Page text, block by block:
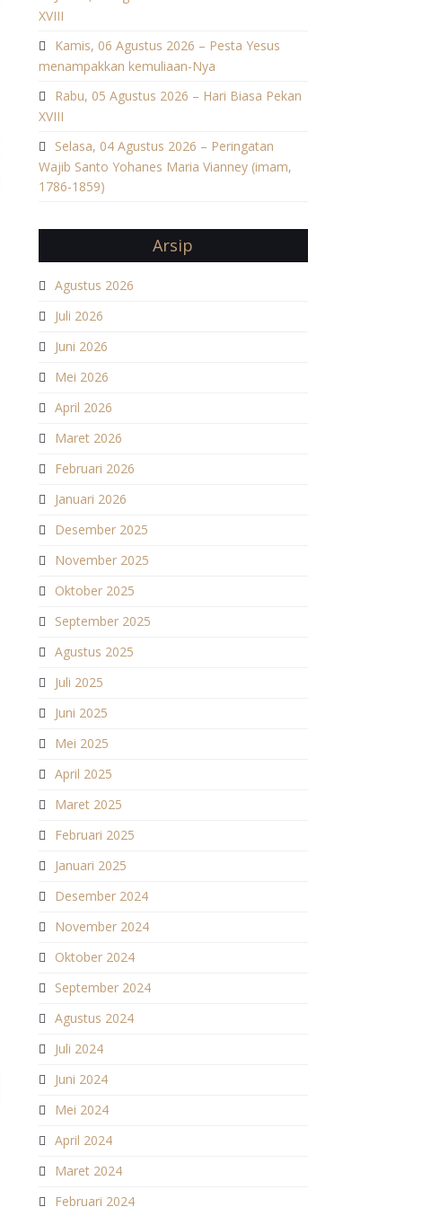
XVIII
Kamis, 06 Agustus 2026 – Pesta Yesus
menampakkan kemuliaan-Nya
Rabu, 05 Agustus 2026 – Hari Biasa Pekan
XVIII
Selasa, 04 Agustus 2026 – Peringatan
Wajib Santo Yohanes Maria Vianney (imam,
1786-1859)
Arsip
Agustus 2026
Juli 2026
Juni 2026
Mei 2026
April 2026
Maret 2026
Februari 2026
Januari 2026
Desember 2025
November 2025
Oktober 2025
September 2025
Agustus 2025
Juli 2025
Juni 2025
Mei 2025
April 2025
Maret 2025
Februari 2025
Januari 2025
Desember 2024
November 2024
Oktober 2024
September 2024
Agustus 2024
Juli 2024
Juni 2024
Mei 2024
April 2024
Maret 2024
Februari 2024